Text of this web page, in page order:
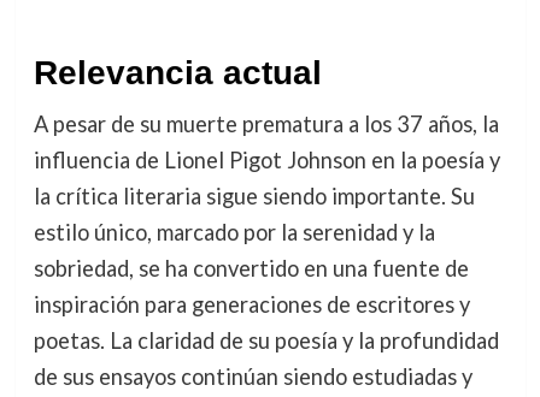
Relevancia actual
A pesar de su muerte prematura a los 37 años, la
influencia de Lionel Pigot Johnson en la poesía y
la crítica literaria sigue siendo importante. Su
estilo único, marcado por la serenidad y la
sobriedad, se ha convertido en una fuente de
inspiración para generaciones de escritores y
poetas. La claridad de su poesía y la profundidad
de sus ensayos continúan siendo estudiadas y